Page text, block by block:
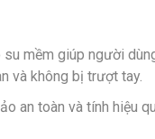
mềm giúp người
và không bị trượt tay.
an toàn và tính